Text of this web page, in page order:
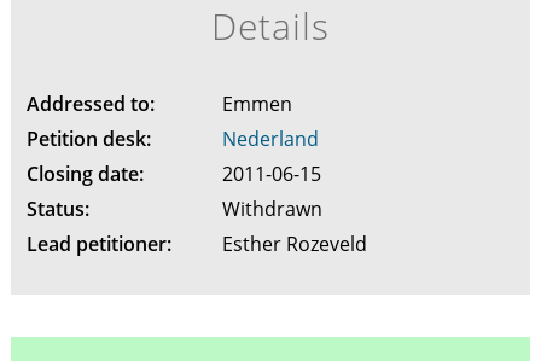
Details
Addressed to:
Emmen
Petition desk:
Nederland
Closing date:
2011-06-15
Status:
Withdrawn
Lead petitioner:
Esther Rozeveld